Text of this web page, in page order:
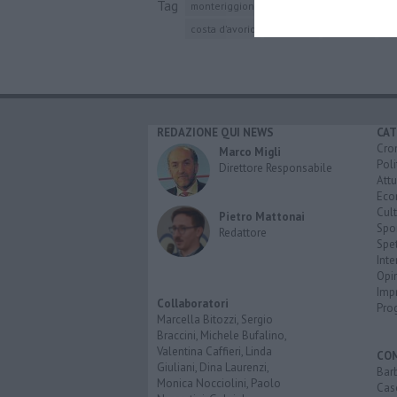
Tag monteriggioni
costa d'avorio
REDAZIONE QUI NEWS
Marco Migli
Direttore Responsabile
Pietro Mattonai
Redattore
Collaboratori
Marcella Bitozzi, Sergio
Braccini, Michele Bufalino,
Valentina Caffieri, Linda
Giuliani, Dina Laurenzi,
Monica Nocciolini, Paolo